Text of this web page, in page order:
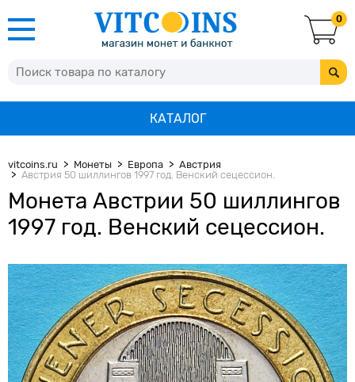
0
КАТАЛОГ
vitcoins.ru Монеты Европа
Австрия
Австрия 50 шиллингов 1997 год. Венский сецессион.
Монета Австрии 50 шиллингов
1997 год. Венский сецессион.